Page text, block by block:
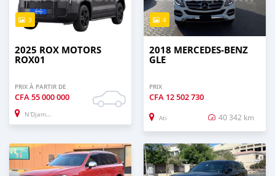
3
2025 ROX MOTORS
ROX01
PRIX À PARTIR DE
CFA55 000 000
N'Djamena
4
2018 MERCEDES‒BENZ
GLE
PRIX
CFA 12 502 730
Ati 40 342 km